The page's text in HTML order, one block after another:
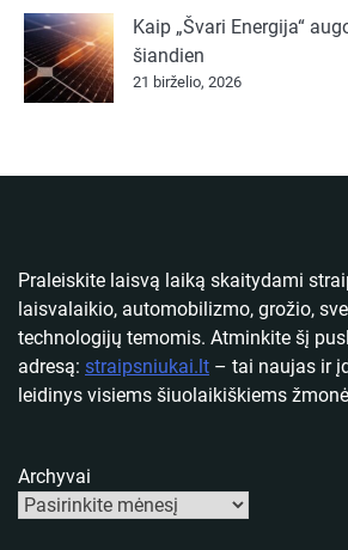
Kaip „Švari Energija“
šiandien
21 birželio, 2026
Praleiskite laisvą laiką skaitydami
laisvalaikio, automobilizmo, grožio,
technologijų temomis. Atminkite šį
adresą: straipsniukai.lt – tai naujas ir
leidinys visiems šiuolaikiškiems
Archyvai